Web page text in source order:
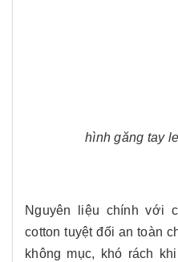
hình găng tay
Nguyên liệu chính với
cotton tuyệt đối an toàn
không mục, khó rách